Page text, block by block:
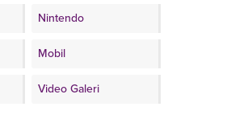
Nintendo
Mobil
Video Galeri